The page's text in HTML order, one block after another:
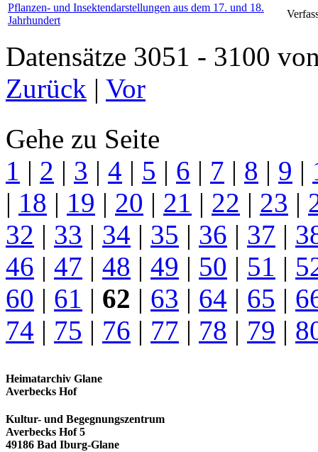
Pflanzen- und Insektendarstellungen aus dem 17. und 18.
Jahrhundert
Datensätze 3051 - 3100
Zurück | Vor
Gehe zu Seite
1 | 2 | 3 | 4 | 5 | 6 | 7 | 8 | 9 |
| 18 | 19 | 20 | 21 | 22 | 23 |
32 | 33 | 34 | 35 | 36 | 37 |
46 | 47 | 48 | 49 | 50 | 51 |
60 | 61 | 62 | 63 | 64 | 65 |
74 | 75 | 76 | 77 | 78 | 79 |
Heimatarchiv Glane
Averbecks Hof
Kultur- und Begegnungszentrum
Averbecks Hof 5
49186 Bad Iburg-Glane